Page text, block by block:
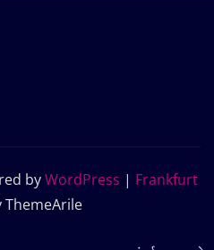
byWordPress | Frankfurt
ThemeArile